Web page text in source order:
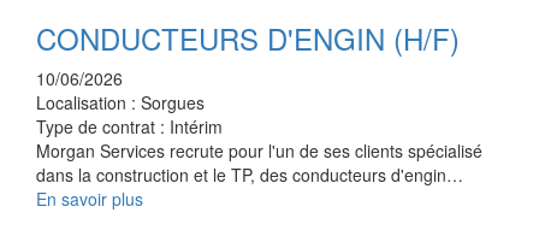
CONDUCTEURS D'ENGIN (H/F)
10/06/2026
Localisation : Sorgues
Type de contrat : Intérim
Morgan Services recrute pour l'un de ses clients spécialisé
dans la construction et le TP, des conducteurs d'engin…
En savoir plus